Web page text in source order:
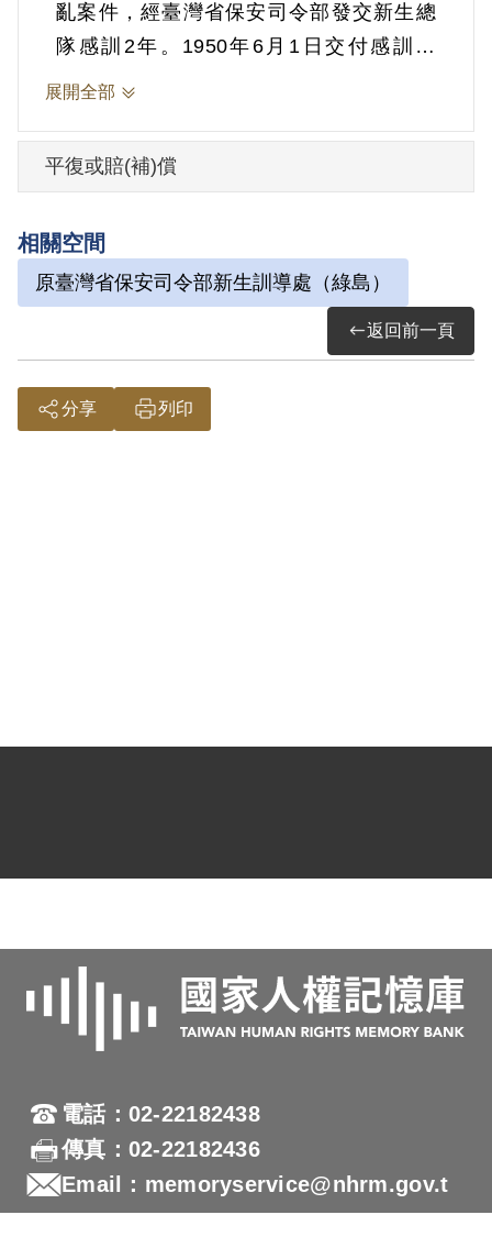
亂案件，經臺灣省保安司令部發交新生總
隊感訓2年。1950年6月1日交付感訓。
1951年12月5日感訓開釋。
2001年9月經第2屆第12次臨時董事會審核
予發交感訓，依國防部軍法局函轉軍管區
司令部督察長室查覆，林文福等20員所涉
叛亂案名冊及相關資料中，其部分記載
【現存檔案僅記載黃員「發交新生總隊感
訓2年」】，此外政府機關已無相關具體資
料可稽，故認本案非有實據。
展開全部
平復或賠(補)償
相關空間
原臺灣省保安司令部新生訓導處（綠島）
返回前一頁
分享 列印
電話：02-22182438
傳真：02-22182436
Email：memoryservice@nhrm.gov.t
w